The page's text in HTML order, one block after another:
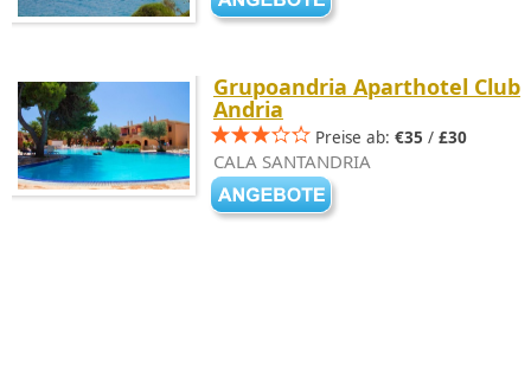
Grupoandria Aparthotel Club
Andria
Preise ab: €35 / £30
CALA SANTANDRIA